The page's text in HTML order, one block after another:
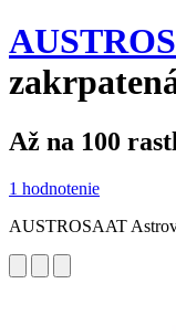
Až na 100
1 hodnotenie
AUSTROSAAT